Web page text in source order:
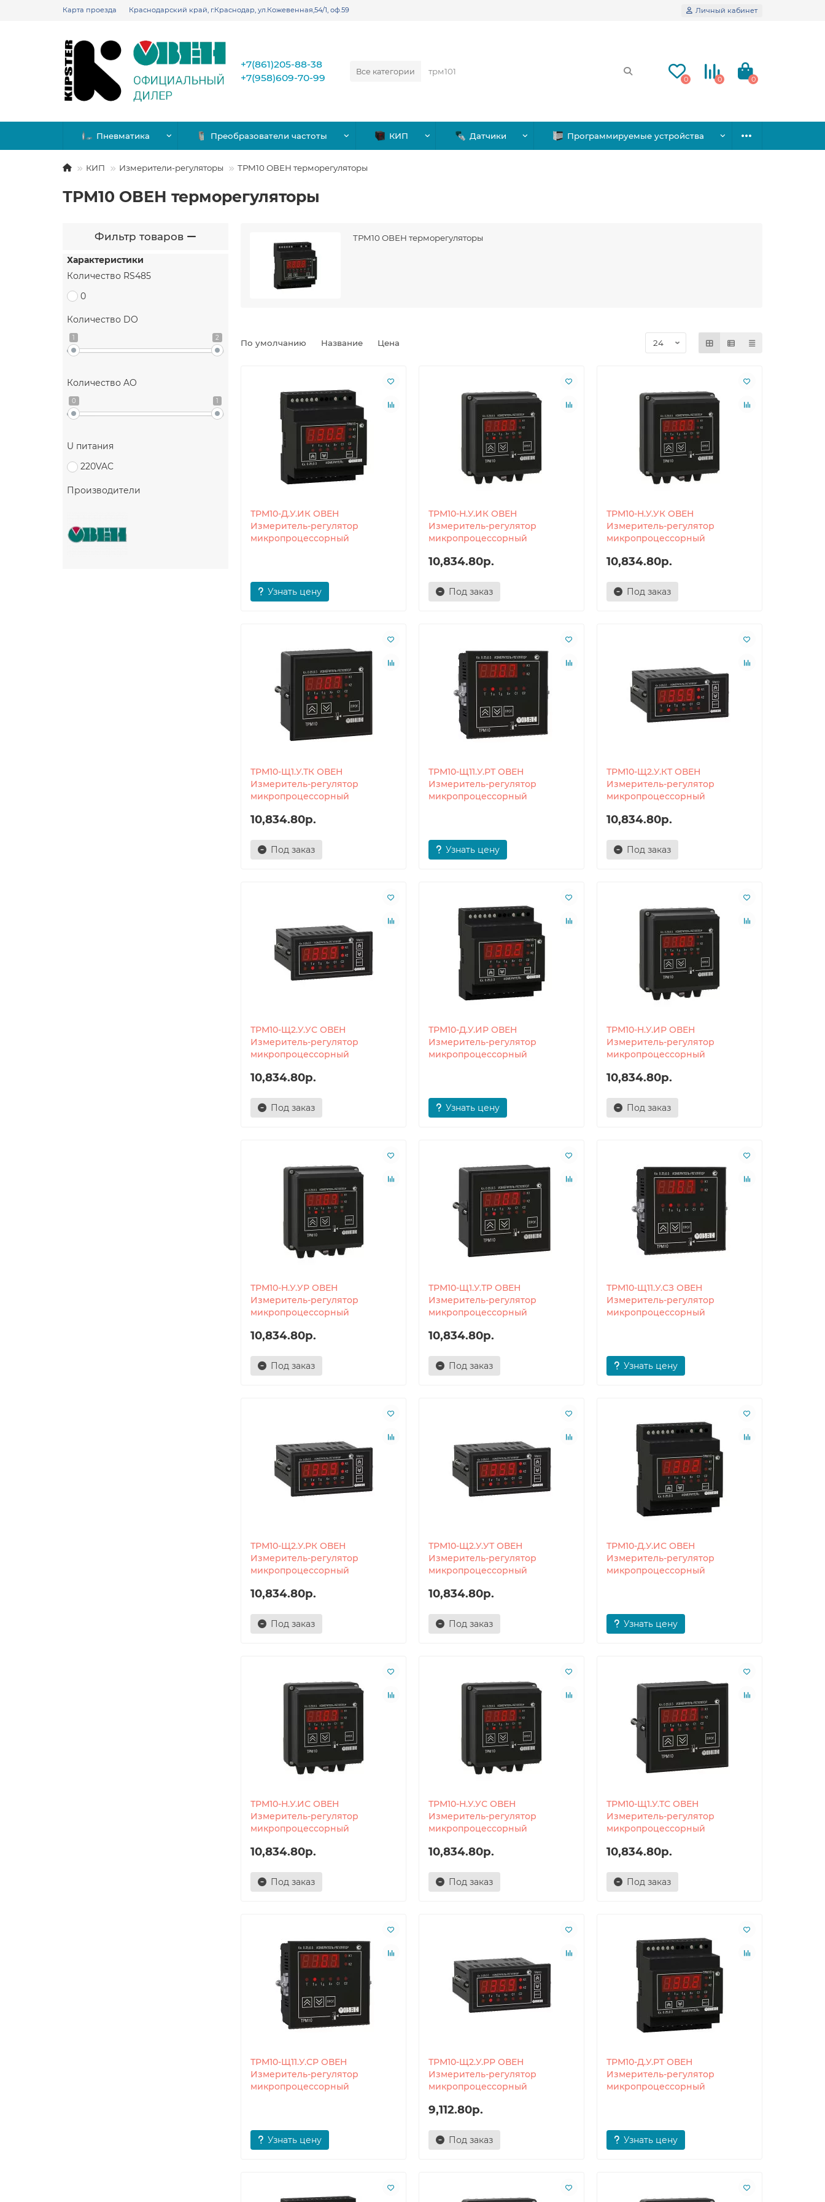
Карта проезда Краснодарский край, г.Краснодар, ул.Кожевенная,54/1, оф.59 Личный кабинет
Все категории
+7(861)205-88-38
+7(958)609-70-99
0 0 0
Пневматика Преобразователи частоты КИП Датчики Программируемые устройства
КИП Измерители-регуляторы ТРМ10 ОВЕН терморегуляторы
ТРМ10 ОВЕН терморегуляторы
Фильтр товаров
Характеристики
Количество RS485
0
Количество DO
1 2
Количество AO
0 1
U питания
220VAC
Производители
ТРМ10 ОВЕН терморегуляторы
По умолчанию Название Цена
ТРМ10-Д.У.ИК ОВЕН
Измеритель-регулятор
микропроцессорный
Узнать цену
ТРМ10-Н.У.ИК ОВЕН
Измеритель-регулятор
микропроцессорный
10,834.80р.
Под заказ
ТРМ10-Н.У.УК ОВЕН
Измеритель-регулятор
микропроцессорный
10,834.80р.
Под заказ
ТРМ10-Щ1.У.ТК ОВЕН
Измеритель-регулятор
микропроцессорный
10,834.80р.
Под заказ
ТРМ10-Щ11.У.РТ ОВЕН
Измеритель-регулятор
микропроцессорный
Узнать цену
ТРМ10-Щ2.У.КТ ОВЕН
Измеритель-регулятор
микропроцессорный
10,834.80р.
Под заказ
ТРМ10-Щ2.У.УС ОВЕН
Измеритель-регулятор
микропроцессорный
10,834.80р.
Под заказ
ТРМ10-Д.У.ИР ОВЕН
Измеритель-регулятор
микропроцессорный
Узнать цену
ТРМ10-Н.У.ИР ОВЕН
Измеритель-регулятор
микропроцессорный
10,834.80р.
Под заказ
ТРМ10-Н.У.УР ОВЕН
Измеритель-регулятор
микропроцессорный
10,834.80р.
Под заказ
ТРМ10-Щ1.У.ТР ОВЕН
Измеритель-регулятор
микропроцессорный
10,834.80р.
Под заказ
ТРМ10-Щ11.У.СЗ ОВЕН
Измеритель-регулятор
микропроцессорный
Узнать цену
ТРМ10-Щ2.У.РК ОВЕН
Измеритель-регулятор
микропроцессорный
10,834.80р.
Под заказ
ТРМ10-Щ2.У.УТ ОВЕН
Измеритель-регулятор
микропроцессорный
10,834.80р.
Под заказ
ТРМ10-Д.У.ИС ОВЕН
Измеритель-регулятор
микропроцессорный
Узнать цену
ТРМ10-Н.У.ИС ОВЕН
Измеритель-регулятор
микропроцессорный
10,834.80р.
Под заказ
ТРМ10-Н.У.УС ОВЕН
Измеритель-регулятор
микропроцессорный
10,834.80р.
Под заказ
ТРМ10-Щ1.У.ТС ОВЕН
Измеритель-регулятор
микропроцессорный
10,834.80р.
Под заказ
ТРМ10-Щ11.У.СР ОВЕН
Измеритель-регулятор
микропроцессорный
Узнать цену
ТРМ10-Щ2.У.РР ОВЕН
Измеритель-регулятор
микропроцессорный
9,112.80р.
Под заказ
ТРМ10-Д.У.РТ ОВЕН
Измеритель-регулятор
микропроцессорный
Узнать цену